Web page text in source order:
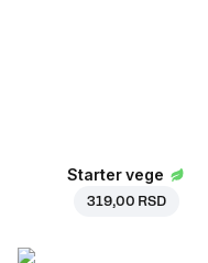
Starter vege
319,00 RSD